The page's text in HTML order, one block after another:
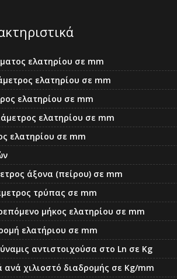
ελατηρίου σε mm
ελατηρίου σε mm
ελατηρίου σε mm
ελατηρίου σε mm
ελατηρίου σε mm
άξονα (πείρου) σε mm
τρύπας σε mm
μήκος ελατηρίου σε mm
ελατήριου σε mm
αντιστοιχούσα στο Ln σε Kg
ανά χιλιοστό διαδρομής σε Kg/mm